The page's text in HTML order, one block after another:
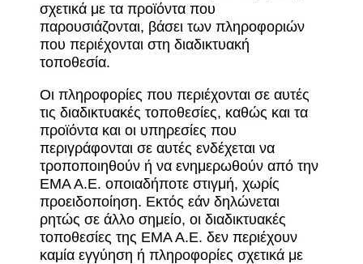
σχετικά με τα προϊόντα που
παρουσιάζονται, βάσει των πληροφοριών
που περιέχονται στη διαδικτυακή
τοποθεσία.
Οι πληροφορίες που περιέχονται σε αυτές
τις διαδικτυακές τοποθεσίες, καθώς και τα
προϊόντα και οι υπηρεσίες που
περιγράφονται σε αυτές ενδέχεται να
τροποποιηθούν ή να ενημερωθούν από την
ΕΜΑ Α.Ε. οποιαδήποτε στιγμή, χωρίς
προειδοποίηση. Εκτός εάν δηλώνεται
ρητώς σε άλλο σημείο, οι διαδικτυακές
τοποθεσίες της ΕΜΑ Α.Ε. δεν περιέχουν
καμία εγγύηση ή πληροφορίες σχετικά με